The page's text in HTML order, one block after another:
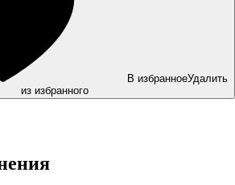
В избранноеУдалить
из избранного